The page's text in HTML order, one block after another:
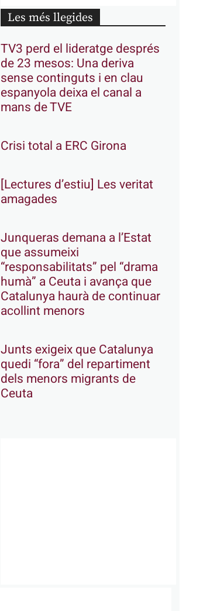
Les més llegides
TV3 perd el lideratge després
de 23 mesos: Una deriva
sense continguts i en clau
espanyola deixa el canal a
mans de TVE
Crisi total a ERC Girona
[Lectures d’estiu] Les veritat
amagades
Junqueras demana a l’Estat
que assumeixi
“responsabilitats” pel “drama
humà” a Ceuta i avança que
Catalunya haurà de continuar
acollint menors
Junts exigeix que Catalunya
quedi “fora” del repartiment
dels menors migrants de
Ceuta